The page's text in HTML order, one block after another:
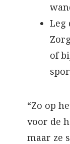
Leg
of
“Zo op
voor de
maar ze